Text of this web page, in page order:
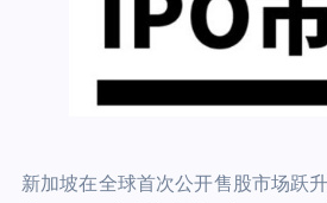
新加坡在全球首次公开售股市场跃